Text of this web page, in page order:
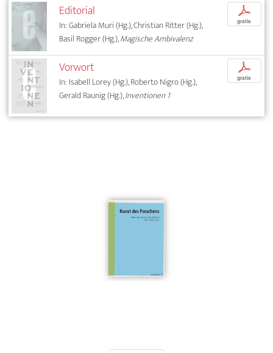
Editorial
In: Gabriela Muri (Hg.), Christian Ritter (Hg.),
Basil Rogger (Hg.),Magische Ambivalenz
p
gratis
Vorwort
In: Isabell Lorey (Hg.), Roberto Nigro (Hg.),
Gerald Raunig (Hg.),Inventionen 1
p
gratis